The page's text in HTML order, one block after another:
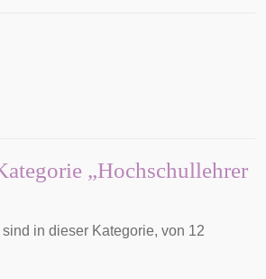
„Hochschullehrer
in dieser Kategorie, von 12